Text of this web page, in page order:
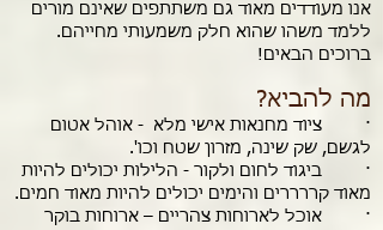
אנו מעודדים מאוד גם משתתפים שאינם מורים
ללמד משהו שהוא חלק משמעותי מחייהם.
ברוכים הבאים!
מה להביא?
· ציוד מחנאות אישי מלא - אוהל אטום
לגשם, שק שינה, מזרון שטח וכו'.
· ביגוד לחום ולקור - הלילות יכולים להיות
מאוד קררררים והימים יכולים להיות מאוד חמים.
· אוכל לארוחות צהריים – ארוחות בוקר